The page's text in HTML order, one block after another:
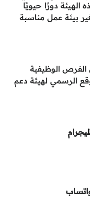
الهيئة دورًا حيويًا
بيئة عمل مناسبة
الفرص الوظيفية
الرسمي لهيئة دعم
تليجرام
واتساب